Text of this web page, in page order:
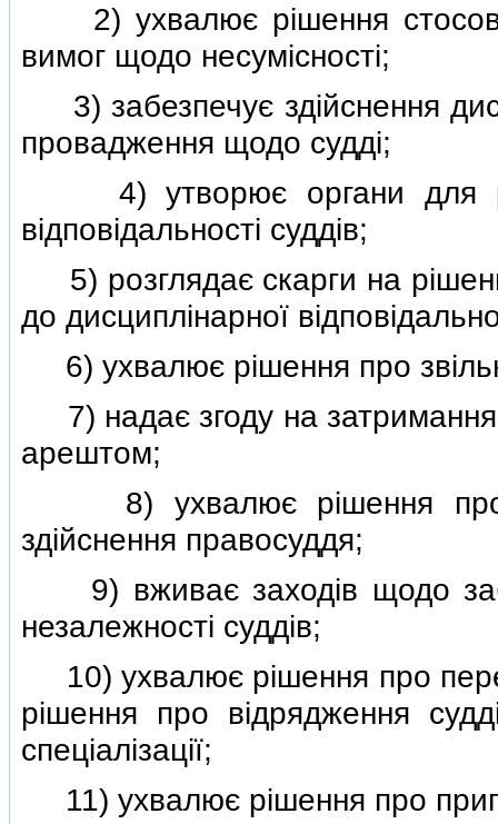
2) ухвалює рiшення
вимог щодо несумiсностi;
3) забезпечує здiйснення
провадження щодо суддi;
4) утворює органи для
вiдповiдальностi суддiв;
5) розглядає скарги на
до дисциплiнарної
6) ухвалює рiшення про
7) надає згоду на
арештом;
8) ухвалює рiшення про
здiйснення правосуддя;
9) вживає заходiв щодо
незалежностi суддiв;
10) ухвалює рiшення про
рiшення про вiдрядження
спецiалiзацiї;
11) ухвалює рiшення про